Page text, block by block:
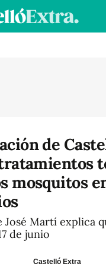
de
mosquitos
José Martí explica
de junio
Castelló Extra